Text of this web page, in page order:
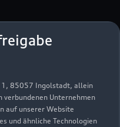
1, 85057 Ingolstadt, allein
verbundenen Unternehmen
auf unserer Website
und ähnliche Technologien